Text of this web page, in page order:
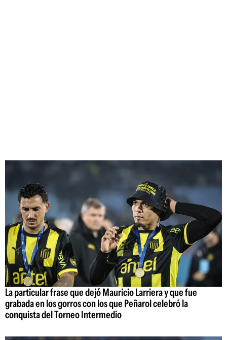
La particular frase que dejó Mauricio Larriera y que fue
grabada en los gorros con los que Peñarol celebró la
conquista del Torneo Intermedio